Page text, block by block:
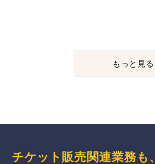
もっと見る
チケット販売関連業務も、